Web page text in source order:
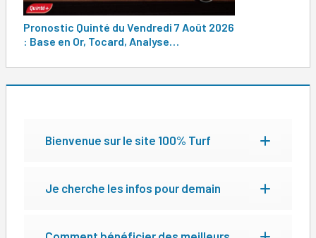
Pronostic Quinté du Vendredi 7 Août 2026
: Base en Or, Tocard, Analyse…
Bienvenue sur le site 100% Turf
Je cherche les infos pour demain